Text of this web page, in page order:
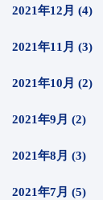
2021年12月 (4)
2021年11月 (3)
2021年10月 (2)
2021年9月 (2)
2021年8月 (3)
2021年7月 (5)